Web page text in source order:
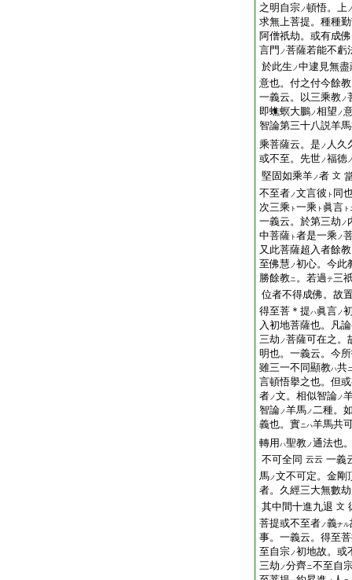
之明自宗ノ頓悟。上
求無上菩提。種種
阿僧祇劫。或有成
言門 ノ菩薩若能不虧
於此生 ノ中逮見無
意也。付之付今餘教
一義云。以三乘教ノ
即蟭螟大鵬ノ相望 ノ
智論第三十八説羊
乘菩薩云。是 ノ 人久
或不至。先世ノ福徳
堅固如乘羊ノ者 文
不至者ノ文言彼 ト 同
次三乘 ト 一乘 ト 眞言 ト
一義云。於第三劫 ノ
中菩薩 ト 者是一乘 ノ
又此菩薩超入者餘教
至佛慧ノ初心。今此
勝餘教ニ。若過テ三
位者不得成佛。故
得至菩＊提ハ眞言ノ
入初地菩薩也。凡
三劫 ノ菩薩可在之。
明也。一義云。今
雖三一不同顯教ハ共
言頓悟擧之也。但
者ノ文。相似智論ノ
智論ノ羊馬ノ二種。
義也。實ニハ羊馬共
轉用 ハ聖教ノ通法也
不可全同 云云 一義
馬ノ文不可定。金剛
者。久經三大無數
其中間十進九退 文
菩提或不至者ノ義ナル
事。一義云。得至
至自宗ノ初地故。或
三劫 ノ分齊ニ不至自